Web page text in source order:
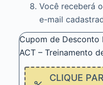
Você receberá
e-mail
Cupom de Desconto
ACT – Treinamento
CLIQUE